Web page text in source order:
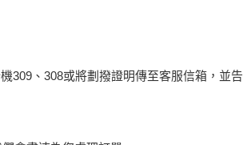
309、308或將劃撥證明傳至客服信箱，並